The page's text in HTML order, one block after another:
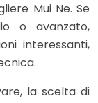
Mui Ne. Se
o avanzato,
interessanti,
la scelta di